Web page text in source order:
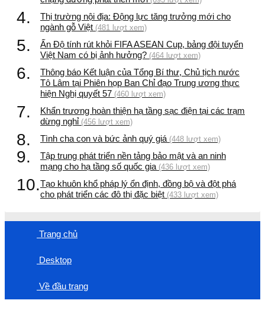
4.
Thị trường nội địa: Động lực tăng trưởng mới cho
ngành gỗ Việt (481 lượt xem)
5.
Ấn Độ tính rút khỏi FIFA ASEAN Cup, bảng đội tuyển
Việt Nam có bị ảnh hưởng? (464 lượt xem)
6.
Thông báo Kết luận của Tổng Bí thư, Chủ tịch nước
Tô Lâm tại Phiên họp Ban Chỉ đạo Trung ương thực
hiện Nghị quyết 57 (460 lượt xem)
7.
Khẩn trương hoàn thiện hạ tầng sạc điện tại các trạm
dừng nghỉ (456 lượt xem)
8. Tình cha con và bức ảnh quý giá (448 lượt xem)
9.
Tập trung phát triển nền tảng bảo mật và an ninh
mạng cho hạ tầng số quốc gia (436 lượt xem)
10.Tạo khuôn khổ pháp lý ổn định, đồng bộ và đột phá
cho phát triển các đô thị đặc biệt (433 lượt xem)
Trang chủ
Desktop
Về đầu trang